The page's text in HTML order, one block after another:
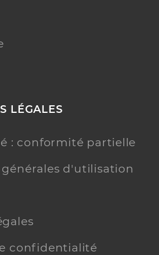
LÉGALES
: conformité partielle
d'utilisation
confidentialité